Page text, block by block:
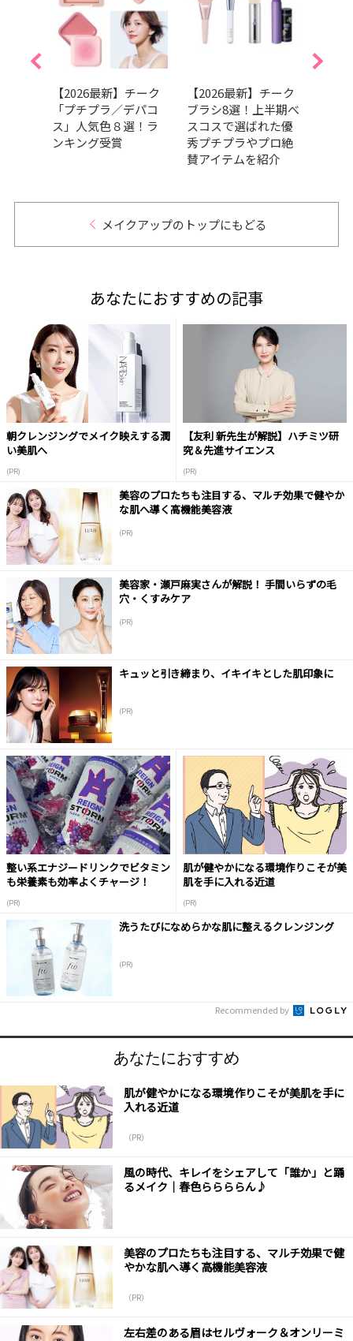
【2026最新】チーク
「プチプラ／デパコ
ス」人気色８選！ラ
ンキング受賞
【2026最新】チーク
ブラシ8選！上半期べ
スコスで選ばれた優
秀プチプラやプロ絶
賛アイテムを紹介
メイクアップのトップにもどる
あなたにおすすめの記事
朝クレンジングでメイク映えする潤
い美肌へ
(PR)
【友利 新先生が解説】ハチミツ研
究＆先進サイエンス
(PR)
美容のプロたちも注目する、マルチ効果で健やか
な肌へ導く高機能美容液
(PR)
美容家・瀬戸麻実さんが解説！ 手間いらずの毛
穴・くすみケア
(PR)
キュッと引き締まり、イキイキとした肌印象に
(PR)
整い系エナジードリンクでビタミン
も栄養素も効率よくチャージ！
(PR)
肌が健やかになる環境作りこそが美
肌を手に入れる近道
(PR)
洗うたびになめらかな肌に整えるクレンジング
(PR)
Recommended by
あなたにおすすめ
肌が健やかになる環境作りこそが美肌を手に
入れる近道
（PR）
風の時代、キレイをシェアして「誰か」と踊
るメイク｜春色ららららん♪
美容のプロたちも注目する、マルチ効果で健
やかな肌へ導く高機能美容液
（PR）
左右差のある眉はセルヴォーク＆オンリーミ